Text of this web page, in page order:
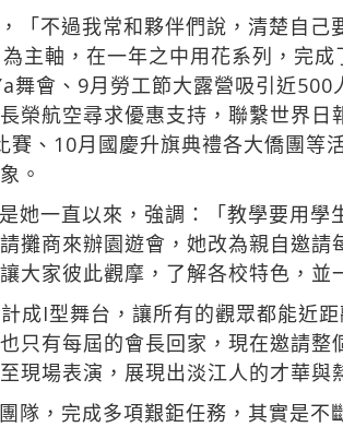
「不過我常和夥伴們說，清楚自己
主軸，在一年之中用花系列，完
舞會、9月勞工節大露營吸引近
榮航空尋求優惠支持，聯繫世界
、10月國慶升旗典禮各大僑團等
。
她一直以來，強調：「教學要用學
攤商來辦園遊會，她改為親自邀
大家彼此觀摩，了解各校特色，並
成I型舞台，讓所有的觀眾都能近
只有每屆的會長回家，現在邀請
現場表演，展現出淡江人的才華與
隊，完成多項艱鉅任務，其實是